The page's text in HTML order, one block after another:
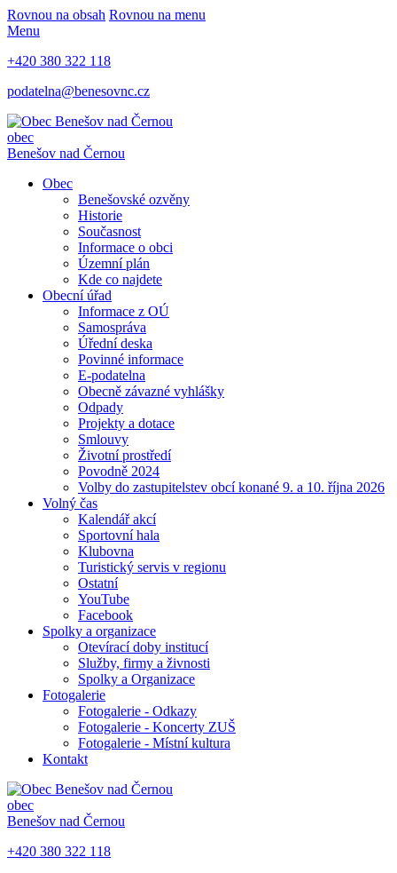
Rovnou na obsah Rovnou na menu
Menu
+420 380 322 118
podatelna@benesovnc.cz
obec
Benešov nad Černou
Obec
Benešovské ozvěny
Historie
Současnost
Informace o obci
Územní plán
Kde co najdete
Obecní úřad
Informace z OÚ
Samospráva
Úřední deska
Povinné informace
E-podatelna
Obecně závazné vyhlášky
Odpady
Projekty a dotace
Smlouvy
Životní prostředí
Povodně 2024
Volby do zastupitelstev obcí konané 9. a 10. října 2026
Volný čas
Kalendář akcí
Sportovní hala
Klubovna
Turistický servis v regionu
Ostatní
YouTube
Facebook
Spolky a organizace
Otevírací doby institucí
Služby, firmy a živnosti
Spolky a Organizace
Fotogalerie
Fotogalerie - Odkazy
Fotogalerie - Koncerty ZUŠ
Fotogalerie - Místní kultura
Kontakt
obec
Benešov nad Černou
+420 380 322 118